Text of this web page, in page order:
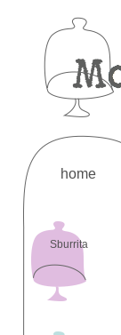
home
Sburrita